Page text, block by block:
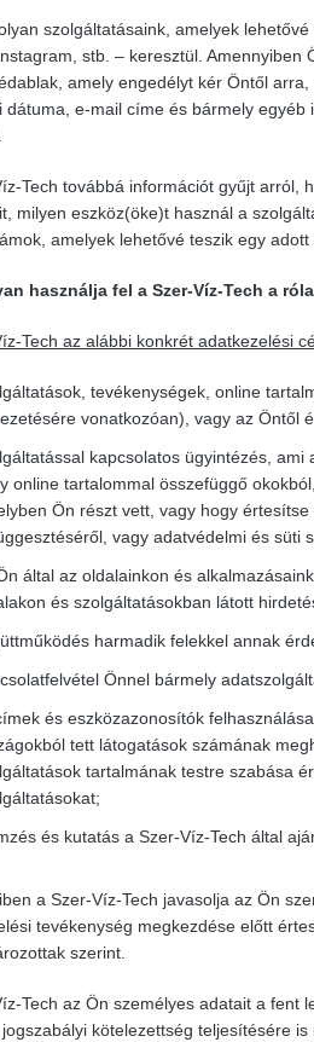
szolgáltatásaink, amelyek
stb. – keresztül.
amely engedélyt kér Öntől
dátuma, e-mail címe és bármely
Tech továbbá információt gyűjt arról,
milyen eszköz(öke)t használ a
amelyek lehetővé teszik egy
használja fel a Szer-Víz-Tech a
Tech az alábbi konkrét adatkezelési
tevékenységek, online
vonatkozóan), vagy az Öntől
kapcsolatos ügyintézés,
online tartalommal összefüggő
Ön részt vett, vagy hogy
vagy adatvédelmi és süti
által az oldalainkon és
és szolgáltatásokban látott
harmadik felekkel annak
Önnel bármely
és eszközazonosítók
tett látogatások számának
tartalmának testre szabása
és kutatás a Szer-Víz-Tech által
a Szer-Víz-Tech javasolja az Ön
tevékenység megkezdése előtt
szerint.
Tech az Ön személyes adatait a fent
kötelezettség teljesítésére